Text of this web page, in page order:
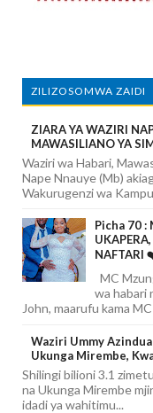
ZILIZOSOMWA ZAIDI
ZIARA YA WAZIRI
MAWASILIANO YA
Waziri wa Habari,
Nape Nnauye (Mb)
Wakurugenzi wa
Picha 70 :
NAFTARI
MC
wa habari
John, maarufu kama
Waziri Ummy
Ukunga Mirembe,
Shilingi bilioni 3.1
na Ukunga Mirembe
idadi ya wahitimu...